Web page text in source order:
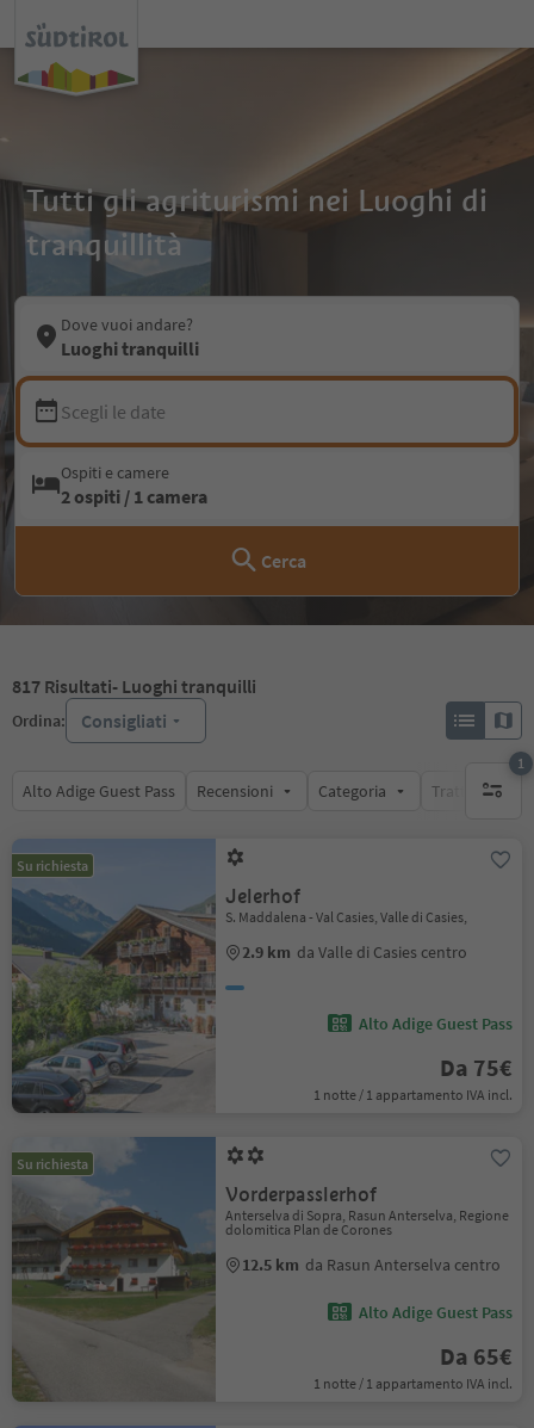
Tutti gli agriturismi nei Luoghi di
tranquillità
Dove vuoi andare?
Luoghi tranquilli
Scegli le date
Ospiti e camere
2 ospiti / 1 camera
Cerca
817 Risultati- Luoghi tranquilli
Ordina: Consigliati
Alto Adige Guest Pass Recensioni Categoria Trattamento
1
1 filtro
Su richiesta
Jelerhof
S. Maddalena - Val Casies, Valle di Casies,
2.9 km da Valle di Casies centro
Alto Adige Guest Pass
Da 75€
1 notte / 1 appartamento IVA incl.
Su richiesta
Vorderpasslerhof
Anterselva di Sopra, Rasun Anterselva, Regione
dolomitica Plan de Corones
12.5 km da Rasun Anterselva centro
Alto Adige Guest Pass
Da 65€
1 notte / 1 appartamento IVA incl.